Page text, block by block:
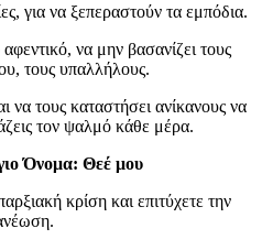
για να ξεπεραστούν τα εμπόδια.
να μην βασανίζει τους
τους υπαλλήλους.
να τους καταστήσει ανίκανους να
τον ψαλμό κάθε μέρα.
Όνομα: Θεέ μου
κρίση και επιτύχετε την